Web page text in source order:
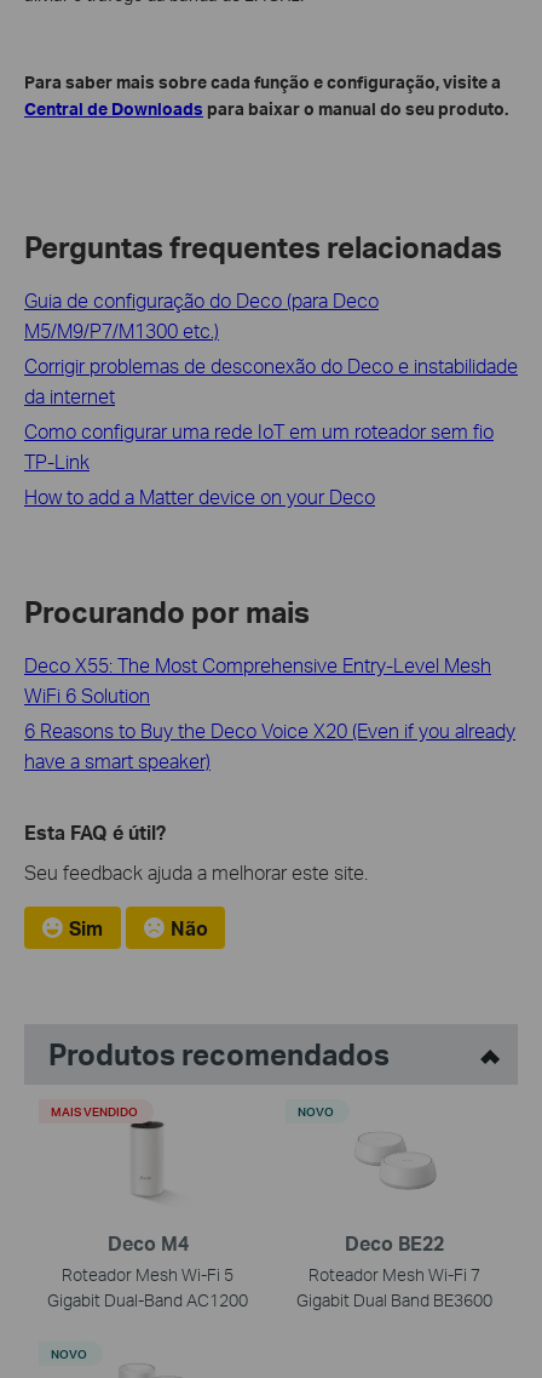
Para saber mais sobre cada função e configuração, visite a
Central de Downloads para baixar o manual do seu produto.
Perguntas frequentes relacionadas
Guia de configuração do Deco (para Deco
M5/M9/P7/M1300 etc.)
Corrigir problemas de desconexão do Deco e instabilidade
da internet
Como configurar uma rede IoT em um roteador sem fio
TP-Link
How to add a Matter device on your Deco
Procurando por mais
Deco X55: The Most Comprehensive Entry-Level Mesh
WiFi 6 Solution
6 Reasons to Buy the Deco Voice X20 (Even if you already
have a smart speaker)
Esta FAQ é útil?
Seu feedback ajuda a melhorar este site.
Sim Não
Produtos recomendados
Deco M4
Roteador Mesh Wi-Fi 5
Gigabit Dual-Band AC1200
MAIS VENDIDO
Deco BE22
Roteador Mesh Wi-Fi 7
Gigabit Dual Band BE3600
NOVO
NOVO